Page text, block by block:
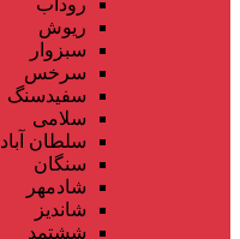
ریوش
سبزوار
سرخس
سفیدسنگ
سلامی
سلطان آباد
سنگان
شادمهر
شاندیز
ششتمد